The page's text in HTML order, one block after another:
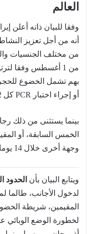
العالم
وفقا للبيان ذاته أعلن
أنه من أجل تعزيز
من مختلف الجنسيات
من 1 أغسطس وفقا
أو إجراء اختبار PCR كل 72 ساعة أثناء رحلة عمله إلى جورجيا.
بينما يستثنى من ذلك
الخمس السابقة، أو
وجهة أخرى خلال 14 يوما تسبق تاريخ الوصول إلى جورجيا.
ويتابع البيان بأن الحدود
لدخول الأجانب، طالما
المقيمين، شريطة
لخطورة الوضع الوبائي